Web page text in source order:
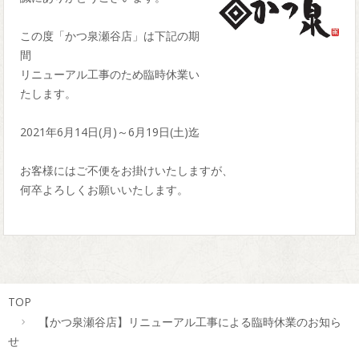
この度「かつ泉瀬谷店」は下記の期
間
リニューアル工事のため臨時休業い
たします。
2021年6月14日(月)～6月19日(土)迄
お客様にはご不便をお掛けいたしますが、
何卒よろしくお願いいたします。
TOP
【かつ泉瀬谷店】リニューアル工事による臨時休業のお知ら
せ